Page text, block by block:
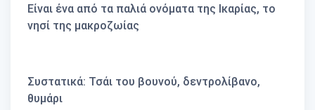
Είναι ένα από τα παλιά ονόματα της Ικαρίας, το
νησί της μακροζωίας
Συστατικά: Τσάι του βουνού, δεντρολίβανο,
θυμάρι